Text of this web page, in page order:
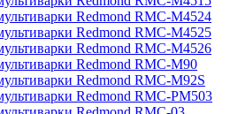
Redmond RMC-M4524
Redmond RMC-M4525
Redmond RMC-M4526
Redmond RMC-M90
Redmond RMC-M92S
Redmond RMC-PM503